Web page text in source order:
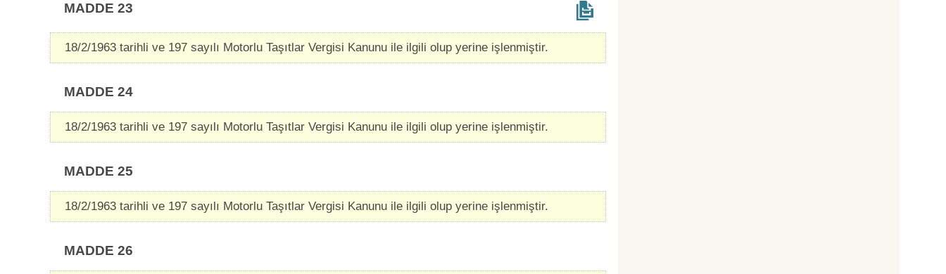
MADDE 23
18/2/1963 tarihli ve 197 sayılı Motorlu Taşıtlar Vergisi Kanunu ile ilgili olup yerine işlenmiştir.
MADDE 24
18/2/1963 tarihli ve 197 sayılı Motorlu Taşıtlar Vergisi Kanunu ile ilgili olup yerine işlenmiştir.
MADDE 25
18/2/1963 tarihli ve 197 sayılı Motorlu Taşıtlar Vergisi Kanunu ile ilgili olup yerine işlenmiştir.
MADDE 26